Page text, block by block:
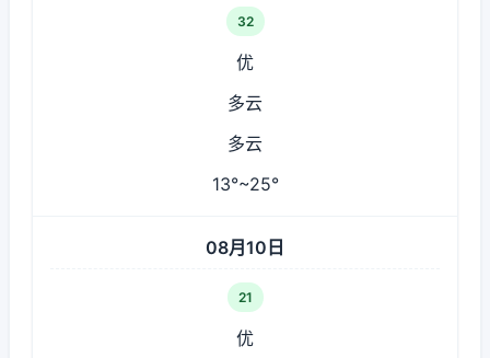
32
优
多云
多云
13°~25°
08月10日
21
优